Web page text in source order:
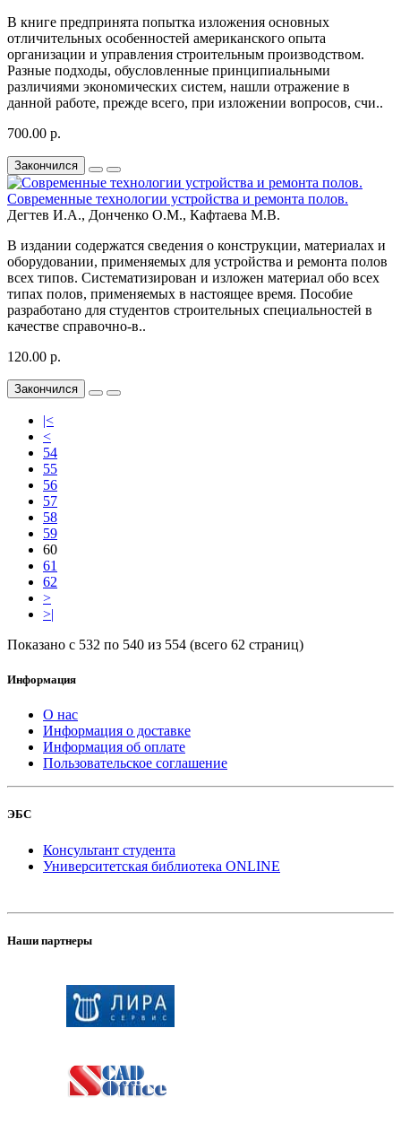
В книге предпринята попытка изложения основных
отличительных особенностей американского опыта
организации и управления строительным производством.
Разные подходы, обусловленные принципиальными
различиями экономических систем, нашли отражение в
данной работе, прежде всего, при изложении вопросов, счи..
700.00 р.
Закончился
Современные технологии устройства и ремонта полов.
Дегтев И.А., Донченко О.М., Кафтаева М.В.
В издании содержатся сведения о конструкции, материалах и
оборудовании, применяемых для устройства и ремонта полов
всех типов. Систематизирован и изложен материал обо всех
типах полов, применяемых в настоящее время. Пособие
разработано для студентов строительных специальностей в
качестве справочно-в..
120.00 р.
Закончился
|<
<
54
55
56
57
58
59
60
61
62
>
>|
Показано с 532 по 540 из 554 (всего 62 страниц)
Информация
О нас
Информация о доставке
Информация об оплате
Пользовательское соглашение
ЭБС
Консультант студента
Университетская библиотека ONLINE
Наши партнеры